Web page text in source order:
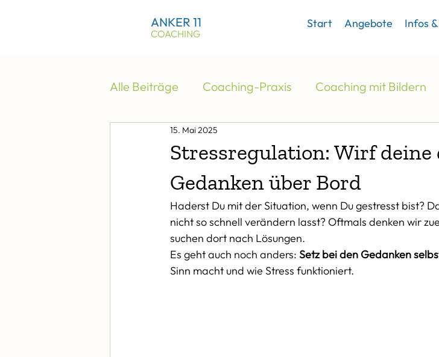
ANKER 11
COACHING
Start Angebote Infos
Alle Beiträge Coaching-Praxis Coaching mit Bildern
Stressregulation: Wirf
Gedanken über Bord
15. Mai 2025
Haderst Du mit der Situation, wenn Du gestresst bist?
nicht so schnell verändern lasst? Oftmals denken wir
suchen dort nach Lösungen.
Es geht auch noch anders: Setz bei den Gedanken
Sinn macht und wie Stress funktioniert.